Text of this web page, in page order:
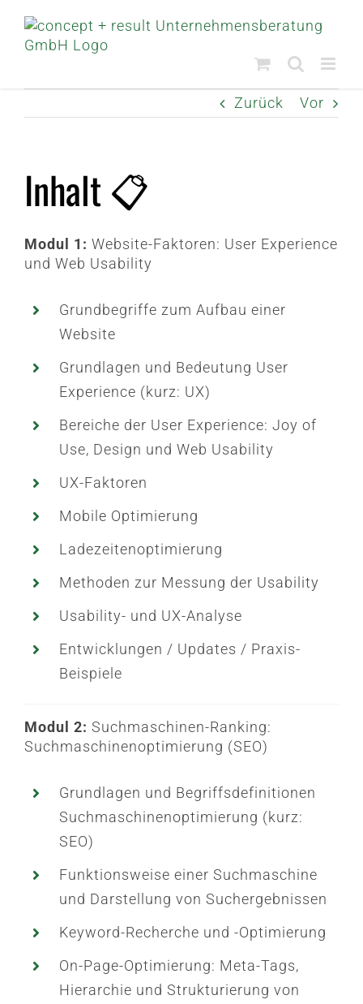
Inhalt
springen
Zurück Vor
Inhalt 📋
Modul 1: Website-Faktoren: User Experience
und Web Usability
Grundbegriffe zum Aufbau einer
Website
Grundlagen und Bedeutung User
Experience (kurz: UX)
Bereiche der User Experience: Joy of
Use, Design und Web Usability
UX-Faktoren
Mobile Optimierung
Ladezeitenoptimierung
Methoden zur Messung der Usability
Usability- und UX-Analyse
Entwicklungen / Updates / Praxis-
Beispiele
Modul 2: Suchmaschinen-Ranking:
Suchmaschinenoptimierung (SEO)
Grundlagen und Begriffsdefinitionen
Suchmaschinenoptimierung (kurz:
SEO)
Funktionsweise einer Suchmaschine
und Darstellung von Suchergebnissen
Keyword-Recherche und -Optimierung
On-Page-Optimierung: Meta-Tags,
Hierarchie und Strukturierung von